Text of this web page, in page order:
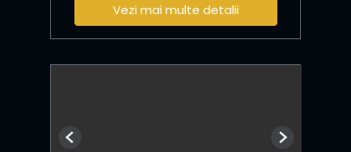
Vezi mai multe detalii
Previous Next